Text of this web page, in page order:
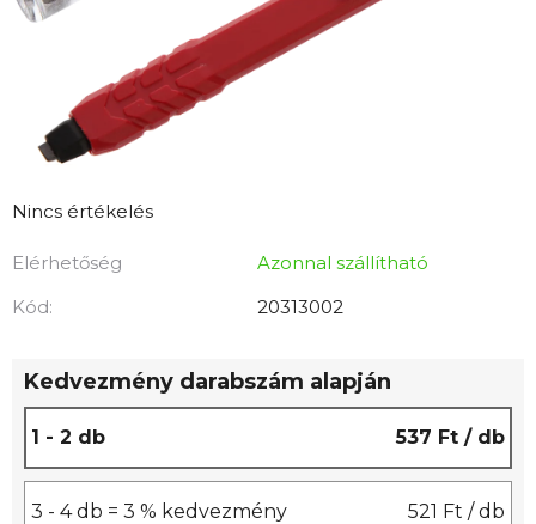
A
átlagos
értékelése
0,0
Nincs értékelés
Elérhetőség
Azonnal szállítható
Kód:
20313002
Kedvezmény darabszám alapján
1 - 2 db 537 Ft / db
3 - 4 db = 3 % kedvezmény 521 Ft / db